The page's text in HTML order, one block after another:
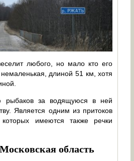
любого, но мало кто его
длиной 51 км, хотя
рыбаков за водящуюся в ней
Является одним из притоков
имеются также речки
область